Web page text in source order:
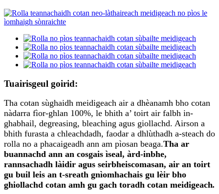
Tuairisgeul goirid:
Tha cotan sùghaidh meidigeach air a dhèanamh bho cotan
nàdarra fìor-ghlan 100%, le bhith a’ toirt air falbh in-
ghabhail, degreasing, bleaching agus giollachd. Airson a
bhith furasta a chleachdadh, faodar a dhlùthadh a-steach do
rolla no a phacaigeadh ann am pìosan beaga.Tha ar
buannachd ann an cosgais ìseal, àrd-inbhe,
rannsachadh làidir agus seirbheiscomasan, air an toirt
gu buil leis an t-sreath gnìomhachais gu lèir bho
ghiollachd cotan amh gu gach toradh cotan meidigeach.